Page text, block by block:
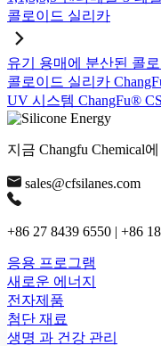
콜로이드 실리카
유기 용매에 분산된 콜
콜로이드 실리카
UV 시스템 ChangFu®
지금 Changfu Chemical
sales@cfsilanes.com
+86 27 8439 6550 | +86
응용 프로그램
새로운 에너지
전자제품
첨단 재료
생명 과 건강 관리